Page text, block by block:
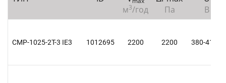
м3/год
Па
В
CMP-1025-2T-3 IE3 1012695 2200 2200 380-415 Y